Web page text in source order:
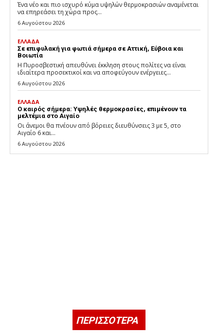
Ένα νέο και πιο ισχυρό κύμα υψηλών θερμοκρασιών αναμένεται
να επηρεάσει τη χώρα προς...
6 Αυγούστου 2026
ΕΛΛΑΔΑ
Σε επιφυλακή για φωτιά σήμερα σε Αττική, Εύβοια και
Βοιωτία
Η Πυροσβεστική απευθύνει έκκληση στους πολίτες να είναι
ιδιαίτερα προσεκτικοί και να αποφεύγουν ενέργειες...
6 Αυγούστου 2026
ΕΛΛΑΔΑ
Ο καιρός σήμερα: Υψηλές θερμοκρασίες, επιμένουν τα
μελτέμια στο Αιγαίο
Οι άνεμοι θα πνέουν από βόρειες διευθύνσεις 3 με 5, στο
Αιγαίο 6 και...
6 Αυγούστου 2026
ΠΕΡΙΣΣΟΤΕΡΑ